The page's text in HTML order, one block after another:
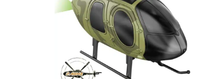
professionnels. Nous
offrons une garantie d'un
an sur cette tablette
Android. Si vous
rencontrez des problèmes
de qualité, veuillez nous
contacter en joignant vos
documents d'achat
Amazon et nous ferons
tout notre possible pour
garantir votre satisfaction.